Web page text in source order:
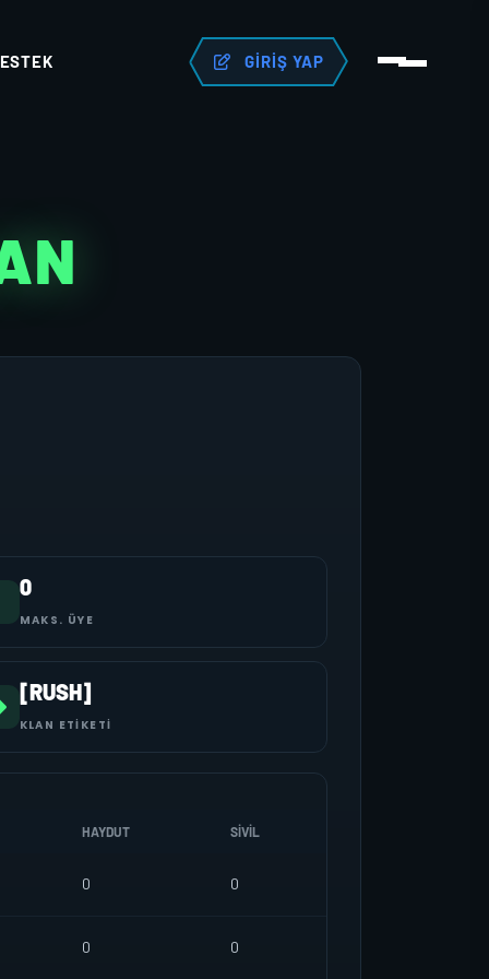
GIRIŞ YAP
0
MAKS. ÜYE
[RUSH]
KLAN ETIKETI
HAYDUT SIVIL
0 0
0 0